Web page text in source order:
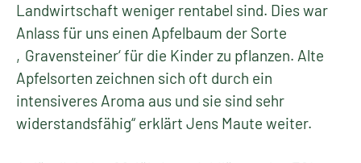
Landwirtschaft weniger rentabel sind. Dies war
Anlass für uns einen Apfelbaum der Sorte
‚Gravensteiner‘ für die Kinder zu pflanzen. Alte
Apfelsorten zeichnen sich oft durch ein
intensiveres Aroma aus und sie sind sehr
widerstandsfähig“ erklärt Jens Maute weiter.